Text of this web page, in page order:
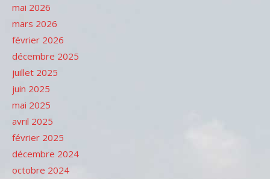
mai 2026
mars 2026
février 2026
décembre 2025
juillet 2025
juin 2025
mai 2025
avril 2025
février 2025
décembre 2024
octobre 2024